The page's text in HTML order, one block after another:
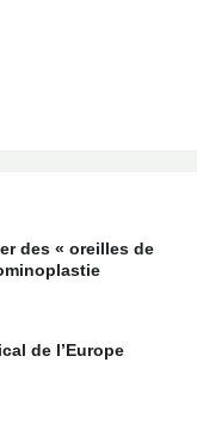
des « oreilles de
de l’Europe